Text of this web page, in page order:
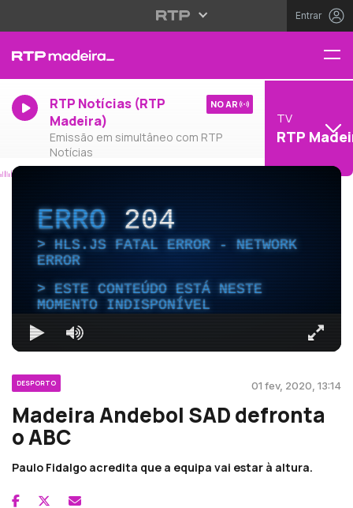
Entrar
RTP Notícias (RTP
Madeira)
Emissão em simultâneo com RTP
Notícias
NO AR
TV
RTP
ERRO204
HLS.JS FATAL ERROR - NETWORK
ERROR
ESTE CONTEÚDO ESTÁ NESTE
MOMENTO INDISPONÍVEL
DESPORTO 01 fev, 2020, 13:14
Madeira Andebol SAD defronta
o ABC
Paulo Fidalgo acredita que a equipa vai estar à altura.